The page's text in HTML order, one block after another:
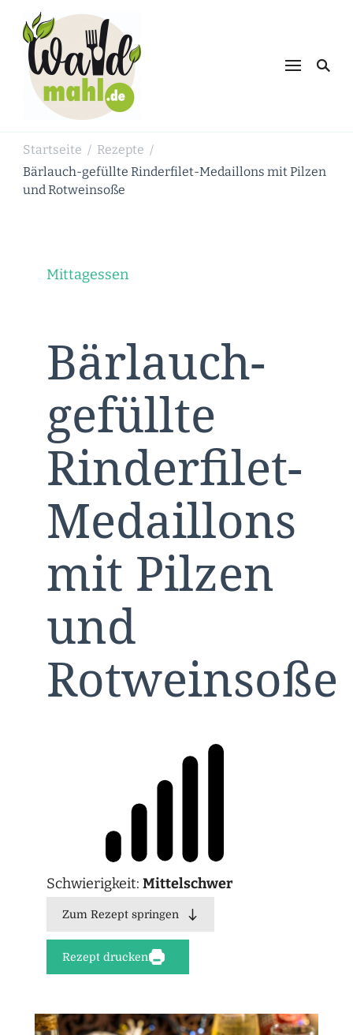
Schnabulieren, was die Natur einem
Startseite / Rezepte /
Bärlauch-gefüllte Rinderfilet-Medaillons mit Pilzen
und Rotweinsoße
Mittagessen
Bärlauch-
gefüllte
Rinderfilet-
Medaillons
mit Pilzen
und
Rotweinsoße
Schwierigkeit: Mittelschwer
Zum Rezept springen
Rezept drucken